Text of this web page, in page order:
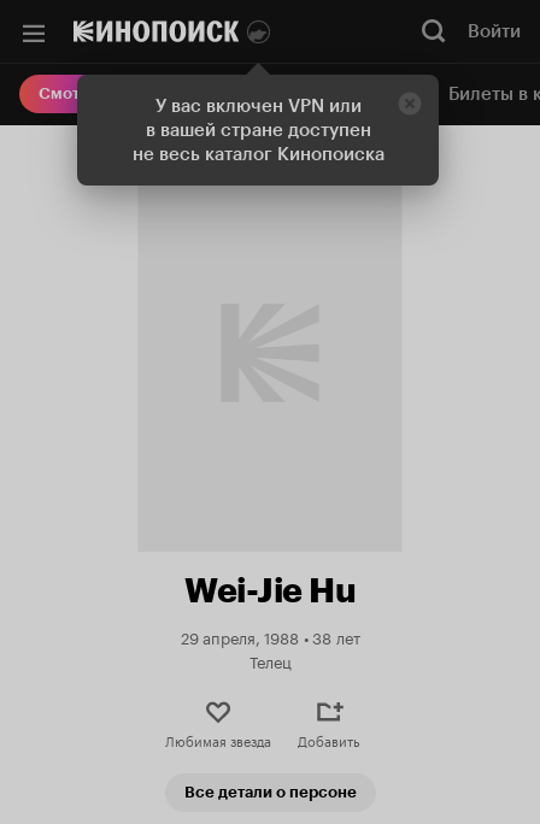
У вас включен VPN или
в вашей стране доступен
не весь каталог Кинопоиска
Войти
Смотреть кино Онлайн-кинотеатр Билеты в
Wei-Jie Hu
29 апреля, 1988 •38 лет
Телец
Любимая звезда Добавить
Все детали о персоне